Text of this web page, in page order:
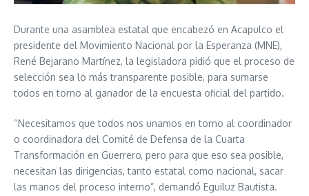
Durante una asamblea estatal que encabezó en Acapulco el
presidente del Movimiento Nacional por la Esperanza (MNE),
René Bejarano Martínez, la legisladora pidió que el proceso de
selección sea lo más transparente posible, para sumarse
todos en torno al ganador de la encuesta oficial del partido.
“Necesitamos que todos nos unamos en torno al coordinador
o coordinadora del Comité de Defensa de la Cuarta
Transformación en Guerrero, pero para que eso sea posible,
necesitan las dirigencias, tanto estatal como nacional, sacar
las manos del proceso interno”, demandó Eguiluz Bautista.